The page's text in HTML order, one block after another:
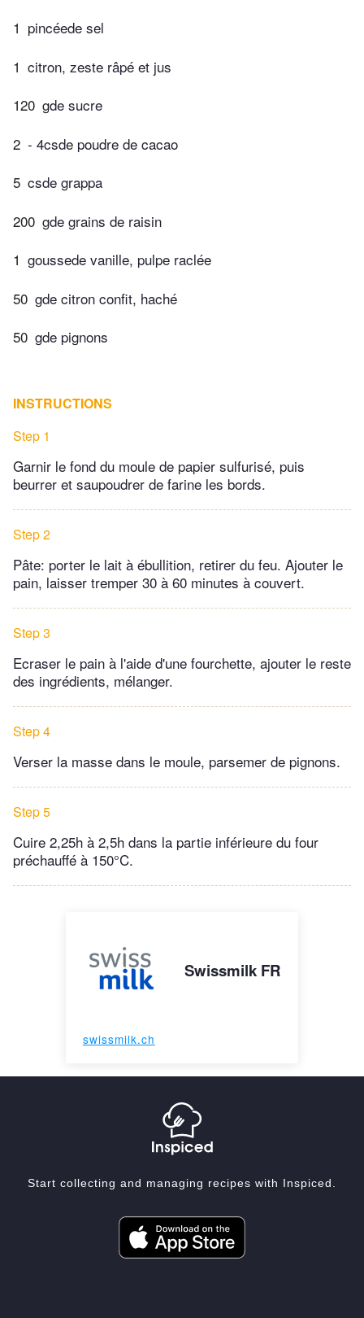
1 pincéede sel
1 citron, zeste râpé et jus
120 gde sucre
2 - 4csde poudre de cacao
5 csde grappa
200 gde grains de raisin
1 goussede vanille, pulpe raclée
50 gde citron confit, haché
50 gde pignons
INSTRUCTIONS
Step 1
Garnir le fond du moule de papier sulfurisé, puis
beurrer et saupoudrer de farine les bords.
Step 2
Pâte: porter le lait à ébullition, retirer du feu. Ajouter le
pain, laisser tremper 30 à 60 minutes à couvert.
Step 3
Ecraser le pain à l'aide d'une fourchette, ajouter le reste
des ingrédients, mélanger.
Step 4
Verser la masse dans le moule, parsemer de pignons.
Step 5
Cuire 2,25h à 2,5h dans la partie inférieure du four
préchauffé à 150°C.
Swissmilk FR
swissmilk.ch
Start collecting and managing recipes with Inspiced.